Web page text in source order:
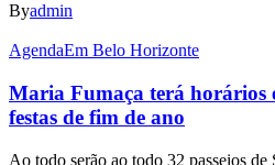
Byadmin
AgendaEm Belo Horizonte
Maria Fumaça terá horários
festas de fim de ano
Ao todo serão ao todo 32 passeios de